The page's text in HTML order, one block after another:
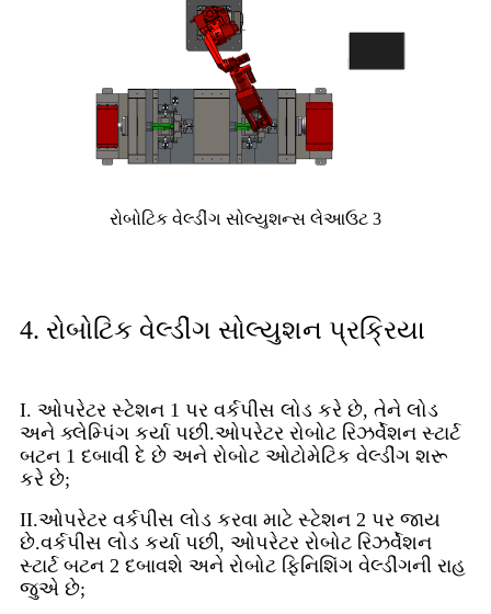
રોબોટિક વેલ્ડીંગ સોલ્યુશન્સ લેઆઉટ 3
4. રોબોટિક વેલ્ડીંગ સોલ્યુશન પ્રક્રિયા
I. ઓપરેટર સ્ટેશન 1 પર વર્કપીસ લોડ કરે છે, તેને લોડ
અને ક્લેમ્પિંગ કર્યા પછી.ઓપરેટર રોબોટ રિઝર્વેશન સ્ટાર્ટ
બટન 1 દબાવી દે છે અને રોબોટ ઓટોમેટિક વેલ્ડીંગ શરૂ
કરે છે;
II.ઓપરેટર વર્કપીસ લોડ કરવા માટે સ્ટેશન 2 પર જાય
છે.વર્કપીસ લોડ કર્યા પછી, ઓપરેટર રોબોટ રિઝર્વેશન
સ્ટાર્ટ બટન 2 દબાવશે અને રોબોટ ફિનિશિંગ વેલ્ડીંગની રાહ
જુએ છે;